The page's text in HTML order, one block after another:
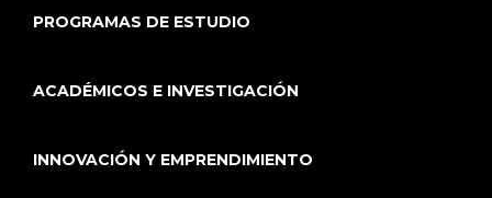
PROGRAMAS DE ESTUDIO
ACADÉMICOS E INVESTIGACIÓN
INNOVACIÓN Y EMPRENDIMIENTO